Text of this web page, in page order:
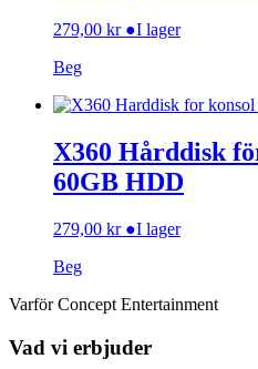
279,00 kr ●I lager
Beg
X360 Hårddisk
60GB HDD
279,00 kr ●I lager
Beg
Varför Concept Entertainment
Vad vi erbjuder